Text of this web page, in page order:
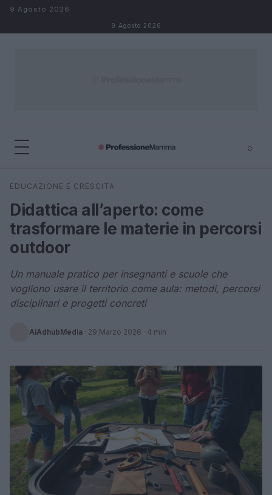
Salta al contenuto
9 Agosto 2026
9 Agosto 2026
⌕
Cerca
EDUCAZIONE E CRESCITA
Didattica all’aperto: come
trasformare le materie in percorsi
outdoor
Un manuale pratico per insegnanti e scuole che
vogliono usare il territorio come aula: metodi, percorsi
disciplinari e progetti concreti
AiAdhubMedia · 29 Marzo 2026 · 4 min